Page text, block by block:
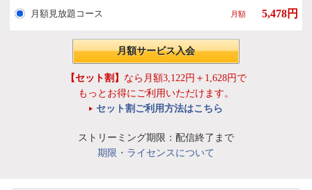
月額見放題コース 月額 5,478円
月額サービス入会
【セット割】 なら月額3,122円＋1,628円で
もっとお得にご利用いただけます。
セット割ご利用方法はこちら
ストリーミング期限：配信終了まで
期限・ライセンスについて